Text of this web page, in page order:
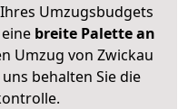
Umzugsbudgets
breite Palette an
Umzug von Zwickau
behalten Sie die